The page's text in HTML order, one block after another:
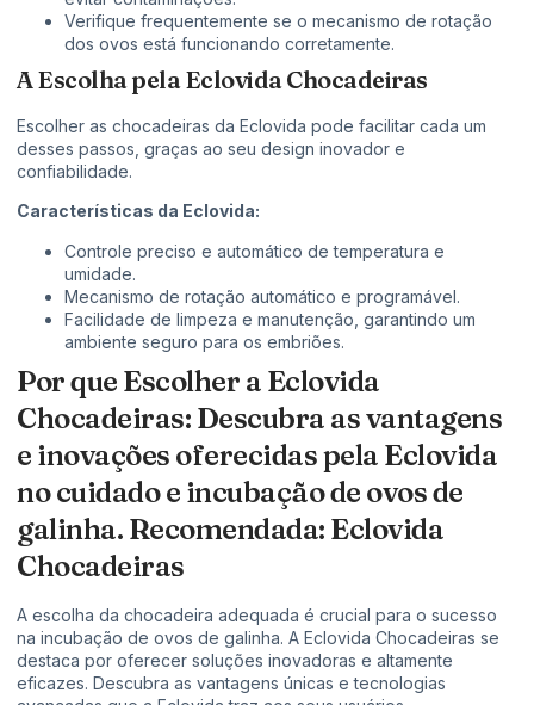
Verifique frequentemente se o mecanismo de rotação
dos ovos está funcionando corretamente.
A Escolha pela Eclovida Chocadeiras
Escolher as chocadeiras da Eclovida pode facilitar cada um
desses passos, graças ao seu design inovador e
confiabilidade.
Características da Eclovida:
Controle preciso e automático de temperatura e
umidade.
Mecanismo de rotação automático e programável.
Facilidade de limpeza e manutenção, garantindo um
ambiente seguro para os embriões.
Por que Escolher a Eclovida
Chocadeiras: Descubra as vantagens
e inovações oferecidas pela Eclovida
no cuidado e incubação de ovos de
galinha. Recomendada: Eclovida
Chocadeiras
A escolha da chocadeira adequada é crucial para o sucesso
na incubação de ovos de galinha. A Eclovida Chocadeiras se
destaca por oferecer soluções inovadoras e altamente
eficazes. Descubra as vantagens únicas e tecnologias